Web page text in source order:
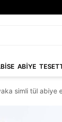
ABİYE
simli tül abiye